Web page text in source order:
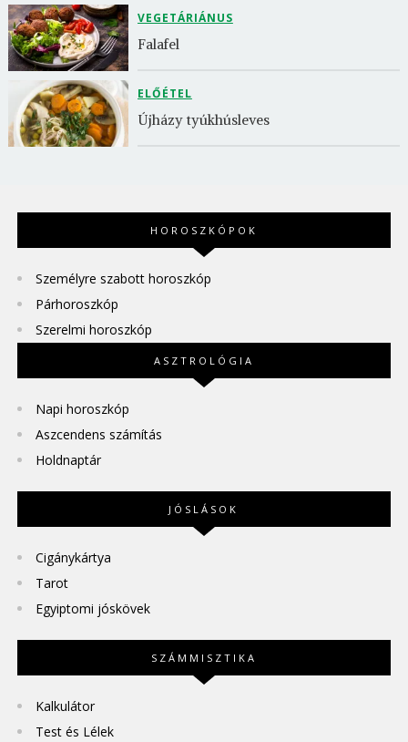
VEGETÁRIÁNUS
Falafel
ELŐÉTEL
Újházy tyúkhúsleves
HOROSZKÓPOK
Személyre szabott horoszkóp
Párhoroszkóp
Szerelmi horoszkóp
ASZTROLÓGIA
Napi horoszkóp
Aszcendens számítás
Holdnaptár
JÓSLÁSOK
Cigánykártya
Tarot
Egyiptomi jóskövek
SZÁMMISZTIKA
Kalkulátor
Test és Lélek